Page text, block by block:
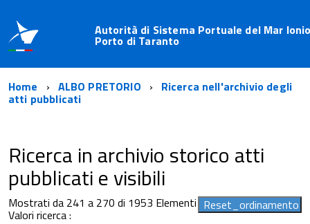
Autorità di Sistema Portuale del Mar
Porto di Taranto
Home ALBO PRETORIO Ricerca nell'archivio degli
atti pubblicati
Ricerca in archivio storico atti
pubblicati e visibili
Mostrati da 241 a 270 di 1953 Elementi
Valori ricerca :